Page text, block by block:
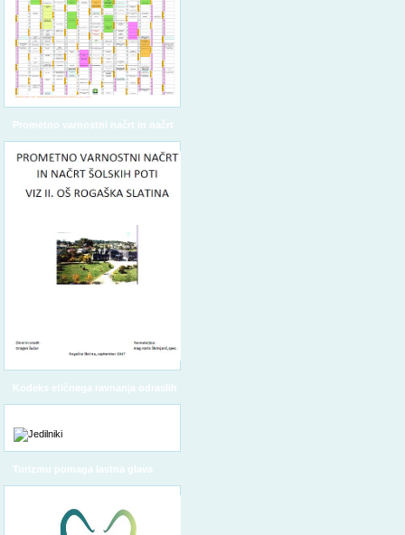
Prometno varnostni načrt in načrt
šolskih poti
Kodeks etičnega ravnanja odraslih
Turizmu pomaga lastna glava